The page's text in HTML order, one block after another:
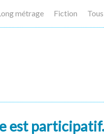
métrage Fiction
est